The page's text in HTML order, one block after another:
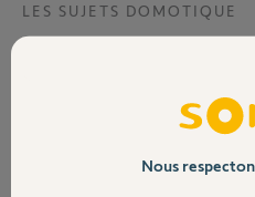
Volet
LES SUJETS DOMOTIQUE
Scénario désactivé
Bonjour,
TaHoma
volets
Nous